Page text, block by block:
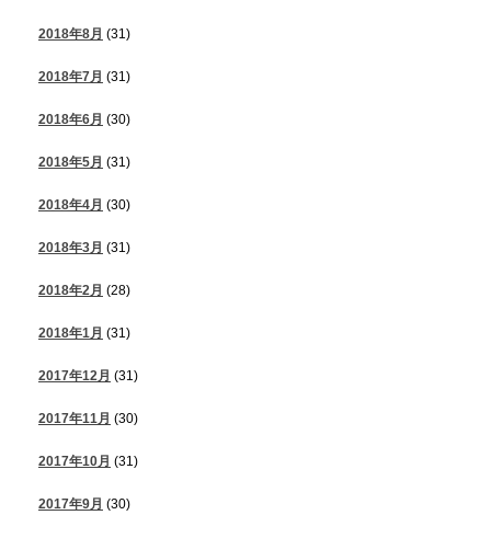
2018年8月 (31)
2018年7月 (31)
2018年6月 (30)
2018年5月 (31)
2018年4月 (30)
2018年3月 (31)
2018年2月 (28)
2018年1月 (31)
2017年12月 (31)
2017年11月 (30)
2017年10月 (31)
2017年9月 (30)